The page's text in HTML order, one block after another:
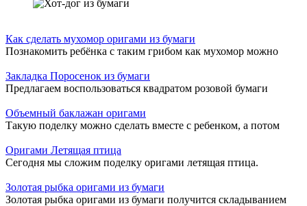
Как сделать мухомор оригами из бумаги
Познакомить ребёнка с таким грибом как мухомор можно
Закладка Поросенок из бумаги
Предлагаем воспользоваться квадратом розовой бумаги
Объемный баклажан оригами
Такую поделку можно сделать вместе с ребенком, а потом
Оригами Летящая птица
Сегодня мы сложим поделку оригами летящая птица.
Золотая рыбка оригами из бумаги
Золотая рыбка оригами из бумаги получится складыванием